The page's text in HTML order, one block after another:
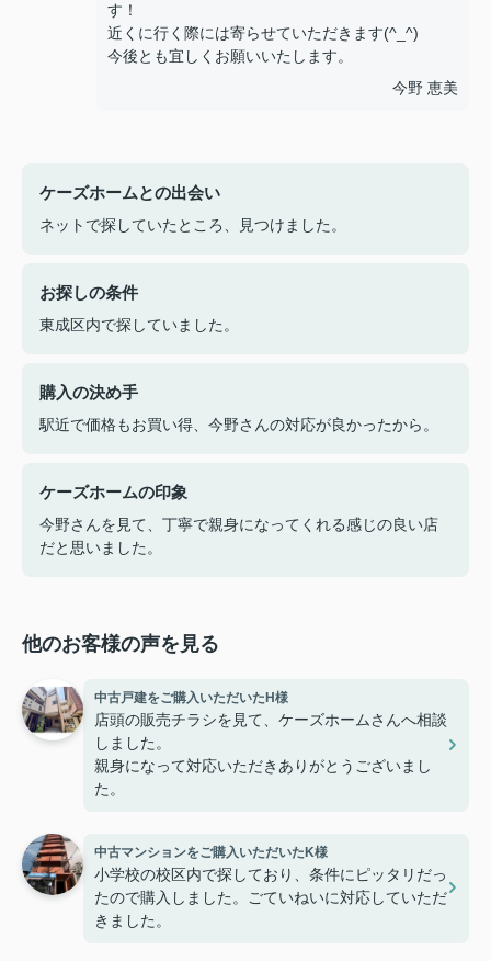
す！
近くに行く際には寄らせていただきます(^_^)
今後とも宜しくお願いいたします。
今野 恵美
ケーズホームとの出会い
ネットで探していたところ、見つけました。
お探しの条件
東成区内で探していました。
購入の決め手
駅近で価格もお買い得、今野さんの対応が良かったから。
ケーズホームの印象
今野さんを見て、丁寧で親身になってくれる感じの良い店
だと思いました。
他のお客様の声を見る
中古戸建をご購入いただいたH様
店頭の販売チラシを見て、ケーズホームさんへ相談
しました。
親身になって対応いただきありがとうございまし
た。
中古マンションをご購入いただいたK様
小学校の校区内で探しており、条件にピッタリだっ
たので購入しました。ごていねいに対応していただ
きました。